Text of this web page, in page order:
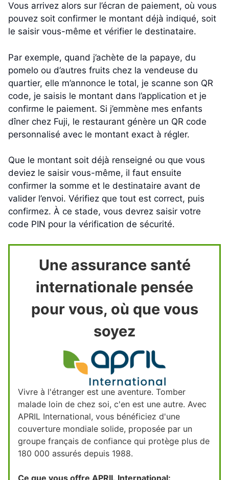
Vous arrivez alors sur l’écran de paiement, où vous
pouvez soit confirmer le montant déjà indiqué, soit
le saisir vous-même et vérifier le destinataire.
Par exemple, quand j’achète de la papaye, du
pomelo ou d’autres fruits chez la vendeuse du
quartier, elle m’annonce le total, je scanne son QR
code, je saisis le montant dans l’application et je
confirme le paiement. Si j’emmène mes enfants
dîner chez Fuji, le restaurant génère un QR code
personnalisé avec le montant exact à régler.
Que le montant soit déjà renseigné ou que vous
deviez le saisir vous-même, il faut ensuite
confirmer la somme et le destinataire avant de
valider l’envoi. Vérifiez que tout est correct, puis
confirmez. À ce stade, vous devrez saisir votre
code PIN pour la vérification de sécurité.
Une assurance santé
internationale pensée
pour vous, où que vous
soyez
Vivre à l'étranger est une aventure. Tomber
malade loin de chez soi, c'en est une autre. Avec
APRIL International, vous bénéficiez d'une
couverture mondiale solide, proposée par un
groupe français de confiance qui protège plus de
180 000 assurés depuis 1988.
Ce que vous offre APRIL International: